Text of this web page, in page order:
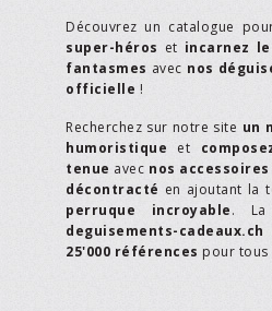
Découvrez un catalogue
super-héros et incarnez
fantasmes avec nos
officielle !
Recherchez sur notre site un
humoristique et
tenue avec nos accessoires
décontracté en ajoutant la
perruque incroyable. La
deguisements-cadeaux.ch
25'000 références pour tous